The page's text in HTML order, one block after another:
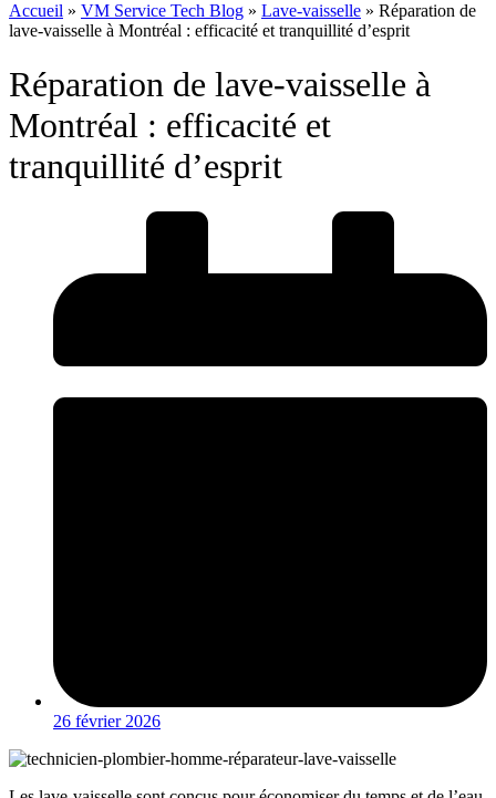
Accueil » VM Service Tech Blog » Lave-vaisselle » Réparation de
lave-vaisselle à Montréal : efficacité et tranquillité d’esprit
Réparation de lave-vaisselle à
Montréal : efficacité et
tranquillité d’esprit
26 février 2026